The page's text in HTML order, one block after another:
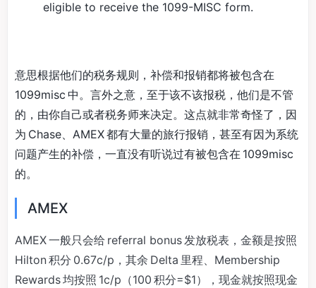
eligible to receive the 1099-MISC form.
意思根据他们的税务规则，补偿和报销都将被包含在
1099misc 中。言外之意，至于该不该报税，他们是不管
的，由你自己或者税务师来决定。这点就非常奇怪了，因
为 Chase、AMEX 都有大量的旅行报销，甚至有因为系统
问题产生的补偿，一直没有听说过有被包含在 1099misc
的。
AMEX
AMEX 一般只会给 referral bonus 发放税表，金额是按照
Hilton 积分 0.67c/p，其余 Delta 里程、Membership
Rewards 均按照 1c/p（100 积分=$1），现金就按照现金